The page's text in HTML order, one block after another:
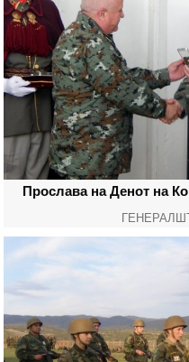
Прослава на Денот на